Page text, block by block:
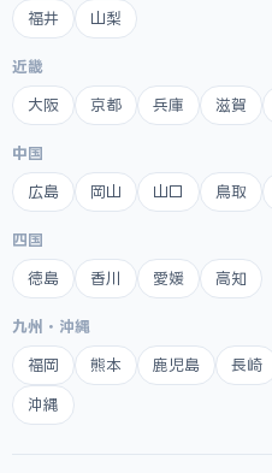
福井 山梨
近畿
大阪 京都 兵庫 滋賀
中国
広島 岡山 山口 鳥取
四国
徳島 香川 愛媛 高知
九州・沖縄
福岡 熊本 鹿児島 長崎
沖縄